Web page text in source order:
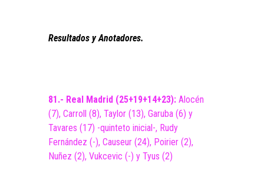
Resultados y Anotadores.
81.- Real Madrid (25+19+14+23):Alocén
(7), Carroll (8), Taylor (13), Garuba (6) y
Tavares (17) -quinteto inicial-, Rudy
Fernández (-), Causeur (24), Poirier (2),
Nuñez (2), Vukcevic (-) y Tyus (2)